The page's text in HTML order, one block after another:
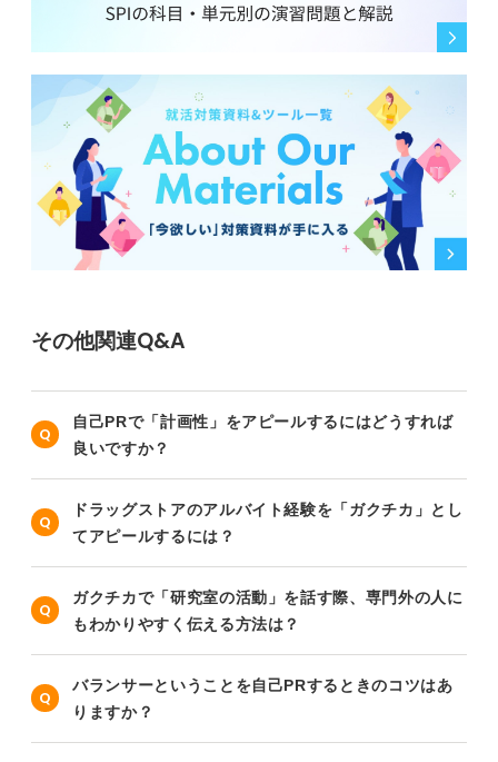
その他関連Q&A
自己PRで「計画性」をアピールするにはどうすれば
良いですか？
ドラッグストアのアルバイト経験を「ガクチカ」とし
てアピールするには？
ガクチカで「研究室の活動」を話す際、専門外の人に
もわかりやすく伝える方法は？
バランサーということを自己PRするときのコツはあ
りますか？